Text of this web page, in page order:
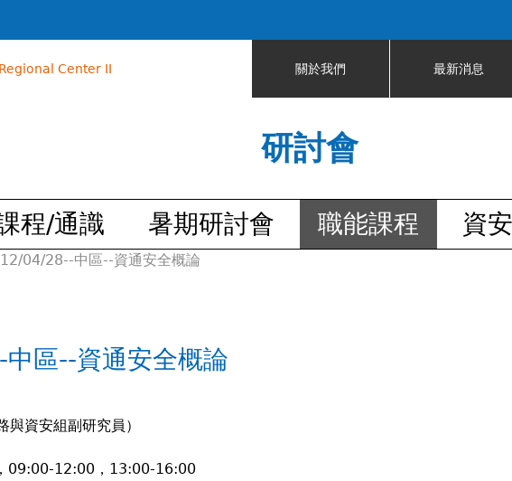
Center II 關於我們 最新消息
研討會
程/通識 暑期研討會 職能課程 資
04/28--中區--資通安全概論
區--資通安全概論
資安組副研究員）
09:00-12:00，13:00-16:00